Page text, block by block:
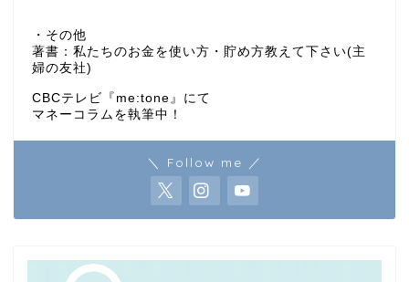
・その他
著書：私たちのお金を使い方・貯め方教えて下さい(主
婦の友社)
CBCテレビ『me:tone』にて
マネーコラムを執筆中！
＼ Follow me ／